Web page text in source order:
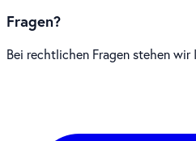
Fragen?
Bei rechtlichen Fragen stehen wir